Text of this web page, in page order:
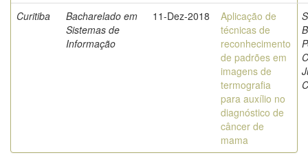
Curitiba
Bacharelado em
Sistemas de
Informação
11-Dez-2018
Aplicação de
técnicas de
reconhecimento
de padrões em
imagens de
termografia
para auxílio no
diagnóstico de
câncer de
mama